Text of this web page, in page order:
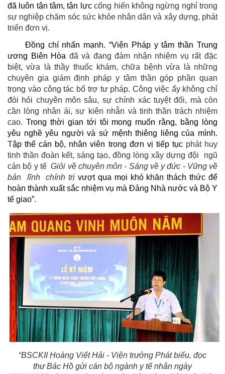
đã luôn tận tâm, tận lực cống hiến không ngừng nghỉ trong
sự nghiệp chăm sóc sức khỏe nhân dân và xây dựng, phát
triển đơn vị.
Đồng chí nhấn mạnh. “Viện Pháp y tâm thần Trung
ương Biên Hòa đã và đang đảm nhận nhiệm vụ rất đặc
biệt, vừa là thầy thuốc khám, chữa bệnh vừa là những
chuyên gia giám định pháp y tâm thần góp phần quan
trọng vào công tác bổ trợ tư pháp. Công việc ấy không chỉ
đòi hỏi chuyên môn sâu, sự chính xác tuyệt đối, mà còn
cần lòng nhân ái, sự kiên nhẫn và tinh thần trách nhiệm
cao. Trong thời gian tới tôi mong muốn rằng, bằng lòng
yêu nghề yêu người và sứ mệnh thiêng liêng của mình.
Tập thể cán bộ, nhân viên trong đơn vị tiếp tục phát huy
tinh thần đoàn kết, sáng tạo, đồng lòng xây dựng đội ngũ
cán bộ y tế Giỏi về chuyên môn - Sáng về y đức - Vững về
bản
lĩnh chính trịvượt qua mọi khó khăn thách thức để
hoàn thành xuất sắc nhiệm vụ mà Đảng Nhà nước và Bộ Y
tế giao”.
“BSCKII Hoàng Viết Hải - Viện trưởng Phát biểu, đọc
thư Bác Hồ gửi cán bộ ngành y tế nhân ngày